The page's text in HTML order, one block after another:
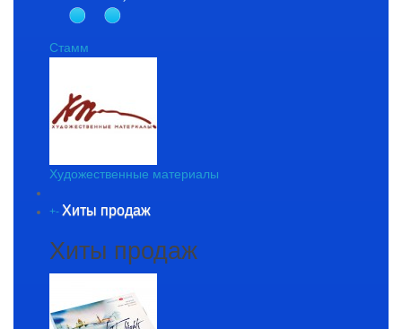
Стамм
Художественные материалы
+- Хиты продаж
Хиты продаж